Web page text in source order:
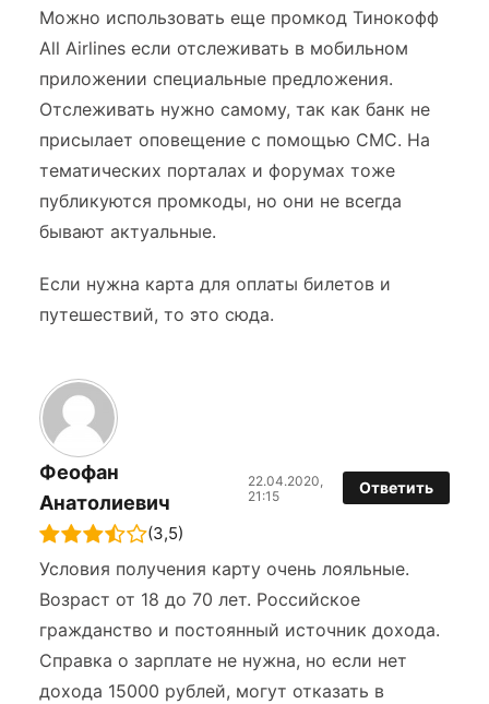
Можно использовать еще промкод Тинокофф
All Airlines если отслеживать в мобильном
приложении специальные предложения.
Отслеживать нужно самому, так как банк не
присылает оповещение с помощью СМС. На
тематических порталах и форумах тоже
публикуются промкоды, но они не всегда
бывают актуальные.
Если нужна карта для оплаты билетов и
путешествий, то это сюда.
Феофан
Анатолиевич
22.04.2020,
21:15
Ответить
(3,5)
Условия получения карту очень лояльные.
Возраст от 18 до 70 лет. Российское
гражданство и постоянный источник дохода.
Справка о зарплате не нужна, но если нет
дохода 15000 рублей, могут отказать в